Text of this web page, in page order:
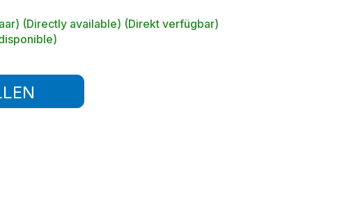
(Directly available) (Direkt verfügbar)